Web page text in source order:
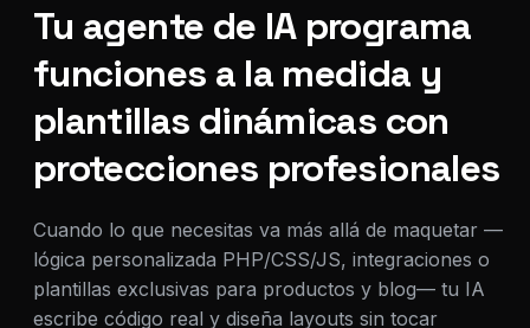
Tu agente de IA programa
funciones a la medida y
plantillas dinámicas con
protecciones profesionales
Cuando lo que necesitas va más allá de maquetar —
lógica personalizada PHP/CSS/JS, integraciones o
plantillas exclusivas para productos y blog— tu IA
escribe código real y diseña layouts sin tocar